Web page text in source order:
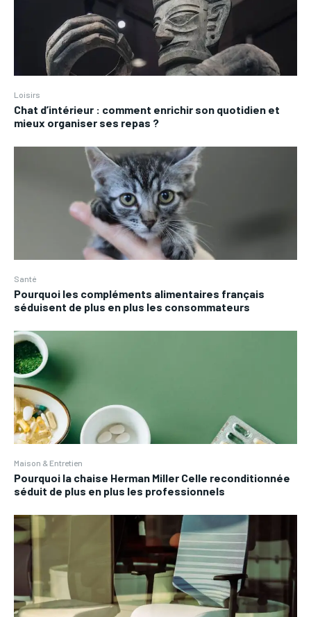
Loisirs
Chat d’intérieur : comment enrichir son quotidien et
mieux organiser ses repas ?
Santé
Pourquoi les compléments alimentaires français
séduisent de plus en plus les consommateurs
Maison & Entretien
Pourquoi la chaise Herman Miller Celle reconditionnée
séduit de plus en plus les professionnels